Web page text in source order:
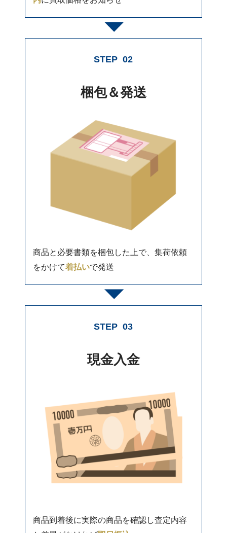
STEP 02
梱包＆発送
商品と必要書類を梱包した上で、集荷依頼
をかけて着払いで発送
STEP 03
現金入金
商品到着後に実際の商品を確認し査定内容